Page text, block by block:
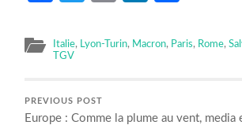
Italie, Lyon-Turin, Macron, Paris, Rome,
TGV
PREVIOUS POST
Europe : Comme la plume au vent,